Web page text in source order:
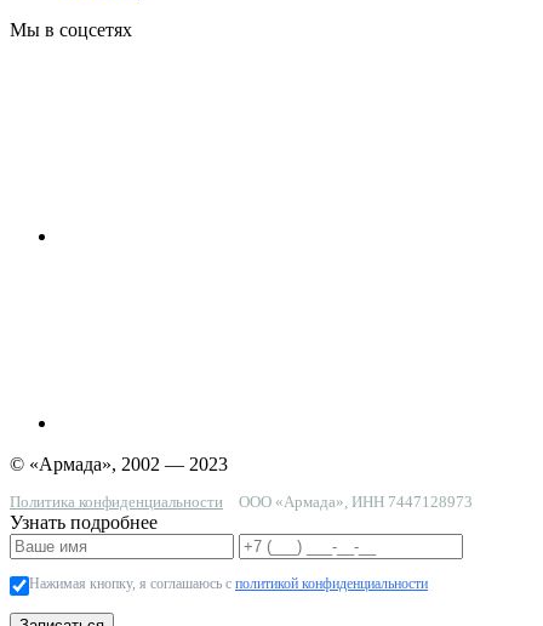
Мы в соцсетях
© «Армада», 2002 — 2023
Политика конфиденциальности ООО «Армада», ИНН 7447128973
Узнать подробнее
Нажимая кнопку, я соглашаюсь с политикой конфиденциальности